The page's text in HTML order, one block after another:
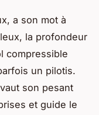
a son mot à
la profondeur
compressible
un pilotis.
son pesant
et guide le